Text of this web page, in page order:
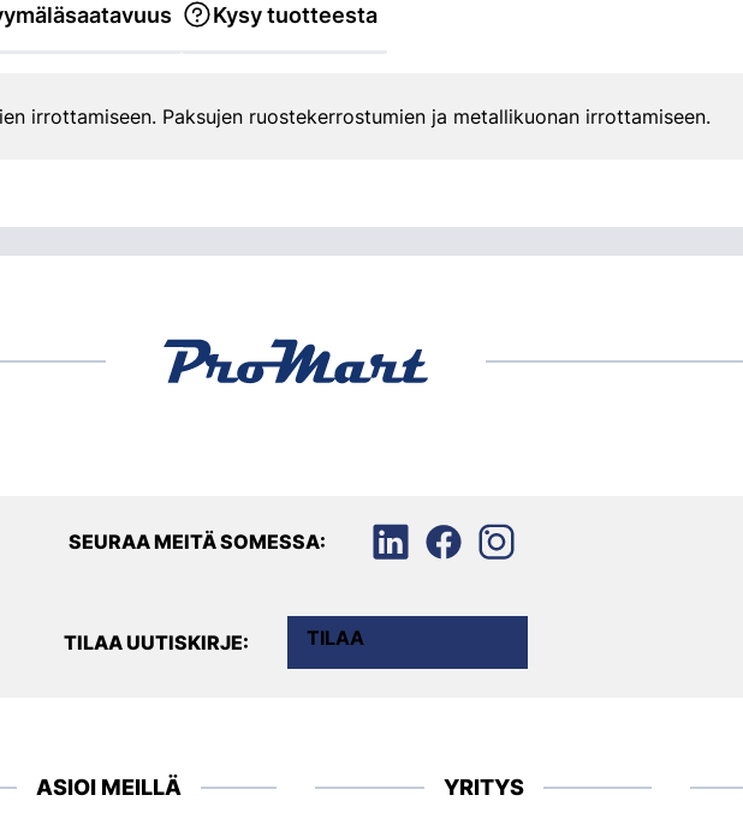
Kysy tuotteesta
irrottamiseen. Paksujen ruostekerrostumien ja metallikuonan irrottamiseen.
SEURAA MEITÄ SOMESSA:
TILAA UUTISKIRJE: TILAA
ASIOI MEILLÄ YRITYS